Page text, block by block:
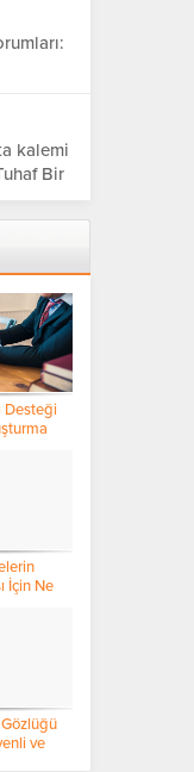
kalemi
Bir
Desteği
İçin Ne
ve